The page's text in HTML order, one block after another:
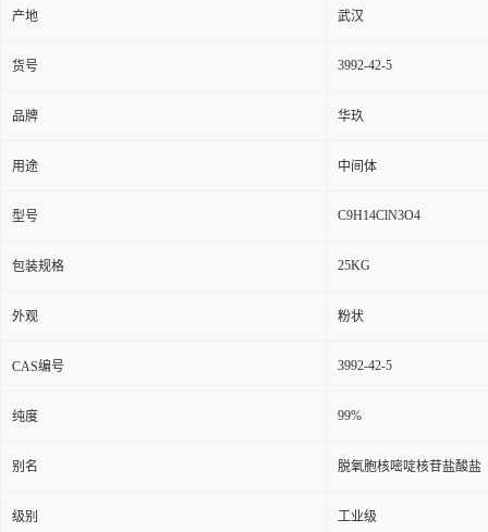
产地 武汉
货号 3992-42-5
品牌 华玖
用途 中间体
型号 C9H14ClN3O4
包装规格 25KG
外观 粉状
CAS编号 3992-42-5
纯度 99%
别名 脱氧胞核嘧啶核苷盐酸盐
级别 工业级